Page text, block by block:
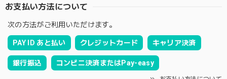
お支払い方法について
次の方法がご利用いただけます。
PAY ID あと払い クレジットカード キャリア決済
銀行振込 コンビニ決済またはPay-easy